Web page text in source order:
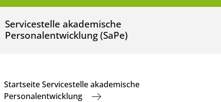
Servicestelle akademische
Personalentwicklung (SaPe)
Startseite Servicestelle akademische
Personalentwicklung